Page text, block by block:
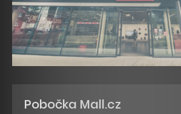
Pobočka Mall.cz